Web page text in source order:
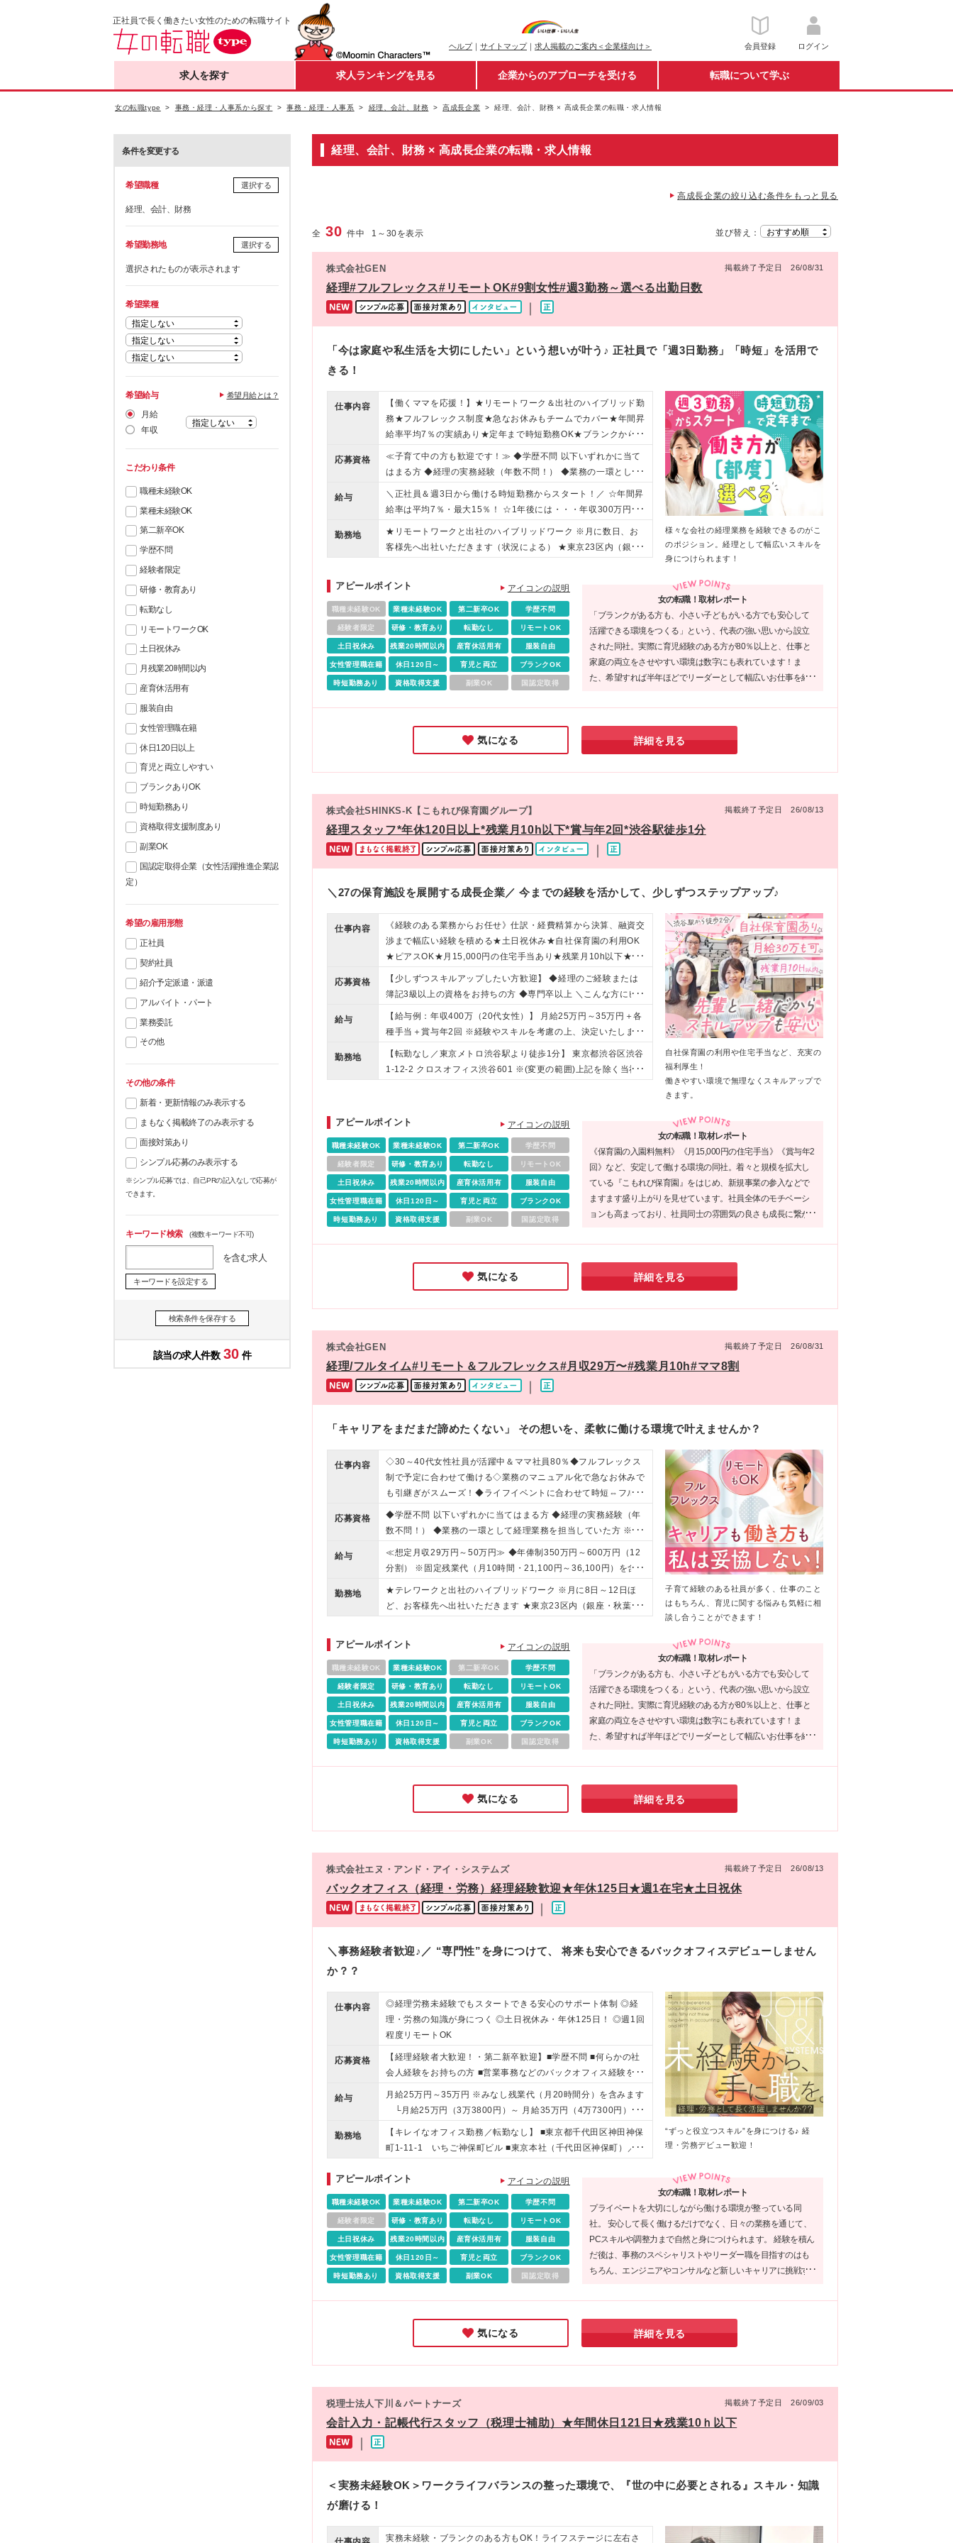
正社員で長く働きたい女性のための転職サイト
ヘルプ｜ サイトマップ｜ 求人掲載のご案内＜企業様向け＞ 会員登録 ログイン
求人を探す 求人ランキングを見る 企業からのアプローチを受ける 転職について学ぶ
女の転職type 事務・経理・人事系から探す 事務・経理・人事系 経理、会計、財務 高成長企業 経理、会計、財務 × 高成長企業の転職・求人情報
条件を変更する
希望職種 選択する
経理、会計、財務
希望勤務地 選択する
選択されたものが表示されます
希望業種
希望給与 希望月給とは？
月給
年収
こだわり条件
職種未経験OK
業種未経験OK
第二新卒OK
学歴不問
経験者限定
研修・教育あり
転勤なし
リモートワークOK
土日祝休み
月残業20時間以内
産育休活用有
服装自由
女性管理職在籍
休日120日以上
育児と両立しやすい
ブランクありOK
時短勤務あり
資格取得支援制度あり
副業OK
国認定取得企業（女性活躍推進企業認
定）
希望の雇用形態
正社員
契約社員
紹介予定派遣・派遣
アルバイト・パート
業務委託
その他
その他の条件
新着・更新情報のみ表示する
まもなく掲載終了のみ表示する
面接対策あり
シンプル応募のみ表示する
※シンプル応募では、自己PRの記入なしで応募が
できます。
キーワード検索(複数キーワード不可)
を含む求人
キーワードを設定する
検索条件を保存する
30
経理、会計、財務 × 高成長企業の転職・求人情報
高成長企業の絞り込む条件をもっと見る
全30 件中 1 ～ 30を表示 並び替え：
株式会社GEN 掲載終了予定日 26/08/31
経理#フルフレックス#リモートOK#9割女性#週3勤務～選べる出勤日数
「今は家庭や私生活を大切にしたい」という想いが叶う♪ 正社員で「週3日勤務」「時短」を活用で
きる！
仕事内容
【働くママを応援！】★リモートワーク＆出社のハイブリッド勤
務★フルフレックス制度★急なお休みもチームでカバー★年間昇
給率平均7％の実績あり★定年まで時短勤務OK★ブランクからの
復職も大歓迎！
応募資格
≪子育て中の方も歓迎です！≫ ◆学歴不問 以下いずれかに当て
はまる方 ◆経理の実務経験（年数不問！） ◆業務の一環として
経理業務を担当していた方 ※日次業務・月次決算の経験があれ
ばOKです ※日商簿記2級程度の知識を想定しています ※税理士
法人/会計事務所などでの実務経験がある方も大歓迎です！ ＜こ
んな方は大歓迎＞ ◇家事や育児を優先しながら社会復帰をした
い方 ◇出産や育児など、ライフイベントを経ても働き続けたい
アチェンジをしたい方
給与
＼正社員＆週3日から働ける時短勤務からスタート！／ ☆年間昇
給率は平均7％・最大15％！ ☆1年後には・・・年収300万円の
実績も！ ☆フルタイム勤務（年俸制で月額支給）にチェンジ
し、さらに給与UPも叶えられます ◆時給1500円～2200円（経
験者の場合）＋業績賞与あり ※試用期間（6ヶ月）中の条件に差
イベントの変化を迎えても長く働いてほしいという想いがありま
すので、 初めは時短勤務で働いた後に、フルタイムへの切り替
えも可能です！
勤務地
★リモートワークと出社のハイブリッドワーク ※月に数日、お
客様先へ出社いただきます（状況による） ★東京23区内（銀
情報・通信、不動産業、インターネット関連、コンサルティン
グ・アウトソーシング、医療関連など… 幅広い業界・業種とお
取引をいただいています ■本社 〒101-0062 東京都千代田区神田
駿河台3-5-15 荒井ビル3階 ※(変更の範囲)上記を除く当社関連勤
務地
様々な会社の経理業務を経験できるのがこ
のポジション。経理として幅広いスキルを
身につけられます！
アピールポイント アイコンの説明
職種未経験OK 業種未経験OK 第二新卒OK 学歴不問
経験者限定 研修・教育あり 転勤なし リモートOK
土日祝休み 残業20時間以内 産育休活用有 服装自由
女性管理職在籍 休日120日～ 育児と両立 ブランクOK
時短勤務あり 資格取得支援 副業OK 国認定取得
女の転職！取材レポート
「ブランクがある方も、小さい子どもがいる方でも安心して
活躍できる環境をつくる」という、代表の強い思いから設立
された同社。実際に育児経験のある方が80％以上と、仕事と
家庭の両立をさせやすい環境は数字にも表れています！ま
た、希望すれば半年ほどでリーダーとして幅広いお仕事を経
らキャリアアップも目指したい！」そんな方にこそ是非、応
募して欲しい企業です♪
気になる 詳細を見る
株式会社SHINKS-K【こもれび保育園グループ】 掲載終了予定日 26/08/13
経理スタッフ*年休120日以上*残業月10h以下*賞与年2回*渋谷駅徒歩1分
＼27の保育施設を展開する成長企業／ 今までの経験を活かして、少しずつステップアップ♪
仕事内容
《経験のある業務からお任せ》仕訳・経費精算から決算、融資交
渉まで幅広い経験を積める★土日祝休み★自社保育園の利用OK
★ピアスOK★月15,000円の住宅手当あり★残業月10h以下★渋
谷駅から徒歩4分以内★ママ活躍中
応募資格
【少しずつスキルアップしたい方歓迎】 ◆経理のご経験または
簿記3級以上の資格をお持ちの方 ◆専門卒以上 ＼こんな方にピ
ッタリです／ ★自分のペースでバックオフィスのスキルを身に
つけたい方 ★独自の福利厚生が整った、働きやすい環境を探し
ている方 ★ライフイベントを迎えても、長く安定して働き続け
たい方
給与
【給与例：年収400万（20代女性）】 月給25万円～35万円＋各
種手当＋賞与年2回 ※経験やスキルを考慮の上、決定いたします
※残業代は別途全額支給いたします ※試用期間6ヶ月（その間の
待遇に差異はありません） 【各種手当】 ・住宅手当（月1万500
0円 ※規定あり） ・資格手当 【昇給・賞与】 ・昇給年1回（社
勤務地
【転勤なし／東京メトロ渋谷駅より徒歩1分】 東京都渋谷区渋谷
1-12-2 クロスオフィス渋谷601 ※(変更の範囲)上記を除く当社
自社保育園の利用や住宅手当など、充実の
福利厚生！
働きやすい環境で無理なくスキルアップで
きます。
アピールポイント アイコンの説明
職種未経験OK 業種未経験OK 第二新卒OK 学歴不問
経験者限定 研修・教育あり 転勤なし リモートOK
土日祝休み 残業20時間以内 産育休活用有 服装自由
女性管理職在籍 休日120日～ 育児と両立 ブランクOK
時短勤務あり 資格取得支援 副業OK 国認定取得
女の転職！取材レポート
《保育園の入園料無料》《月15,000円の住宅手当》《賞与年2
回》など、安定して働ける環境の同社。着々と規模を拡大し
ている『こもれび保育園』をはじめ、新規事業の参入などで
ますます盛り上がりを見せています。社員全体のモチベーシ
ョンも高まっており、社員同士の雰囲気の良さも成長に繋が
にしながら、あなたらしさを活かして成長したい方は要チェ
ックです♪
気になる 詳細を見る
株式会社GEN 掲載終了予定日 26/08/31
経理/フルタイム#リモート＆フルフレックス#月収29万〜#残業月10h#ママ8割
「キャリアをまだまだ諦めたくない」 その想いを、柔軟に働ける環境で叶えませんか？
仕事内容
◇30～40代女性社員が活躍中＆ママ社員80％◆フルフレックス
制で予定に合わせて働ける◇業務のマニュアル化で急なお休みで
も引継ぎがスムーズ！◆ライフイベントに合わせて時短⇔フルタ
イムの切り替え可能◎
応募資格
◆学歴不問 以下いずれかに当てはまる方 ◆経理の実務経験（年
数不問！） ◆業務の一環として経理業務を担当していた方 ※日
次業務・月次決算の経験があればOKです ※日商簿記2級程度の
知識を想定しています ※税理士法人/会計事務所などでの実務経
験がある方も大歓迎です！ ＜こんな方は大歓迎＞ ◇家事や育児
を優先しながら社会復帰をしたい方 ◇出産や育児など、ライフ
イベントを経ても働き続けたい方 ◇ひとつの会社で安心して長
給与
≪想定月収29万円～50万円≫ ◆年俸制350万円～600万円（12
分割） ※固定残業代（月10時間・21,100円～36,100円）を含
みます ※超過分は別途支給します ※試用期間6ヶ月あり（期間
中の待遇に差異はありません） ★評価による昇給が年1回あり！
★ライフイベントの変化を迎えても長く働いてほしいという想い
勤務地
★テレワークと出社のハイブリッドワーク ※月に8日～12日ほ
ど、お客様先へ出社いただきます ★東京23区内（銀座・秋葉
信、不動産業、インターネット関連、コンサルティング・アウト
ソーシング、医療関連など… 幅広い業界・業種とお取引をいた
だいています ■本社 〒101-0062 東京都千代田区神田駿河台3-5-
15 荒井ビル3階 ※(変更の範囲)上記を除く当社関連勤務地
子育て経験のある社員が多く、仕事のこと
はもちろん、育児に関する悩みも気軽に相
談し合うことができます！
アピールポイント アイコンの説明
職種未経験OK 業種未経験OK 第二新卒OK 学歴不問
経験者限定 研修・教育あり 転勤なし リモートOK
土日祝休み 残業20時間以内 産育休活用有 服装自由
女性管理職在籍 休日120日～ 育児と両立 ブランクOK
時短勤務あり 資格取得支援 副業OK 国認定取得
女の転職！取材レポート
「ブランクがある方も、小さい子どもがいる方でも安心して
活躍できる環境をつくる」という、代表の強い思いから設立
された同社。実際に育児経験のある方が80％以上と、仕事と
家庭の両立をさせやすい環境は数字にも表れています！ま
た、希望すれば半年ほどでリーダーとして幅広いお仕事を経
らキャリアアップも目指したい！」そんな方にこそ是非、応
募して欲しい企業です♪
気になる 詳細を見る
株式会社エヌ・アンド・アイ・システムズ 掲載終了予定日 26/08/13
バックオフィス（経理・労務）経理経験歓迎★年休125日★週1在宅★土日祝休
＼事務経験者歓迎♪／ “専門性”を身につけて、 将来も安心できるバックオフィスデビューしません
か？？
仕事内容
◎経理労務未経験でもスタートできる安心のサポート体制 ◎経
理・労務の知識が身につく ◎土日祝休み・年休125日！ ◎週1回
程度リモートOK
応募資格
【経理経験者大歓迎！・第二新卒歓迎】■学歴不問 ■何らかの社
会人経験をお持ちの方 ■営業事務などのバックオフィス経験をお
持ちの方は歓迎！ ■実務未経験歓迎 ■第二新卒歓迎 ■学歴不問 ■
前職の雇用形態は不問（派遣や契約社員だった方も大歓迎です）
☆経理経験者大歓迎です！ ☆営業事務などのバックオフィス経
験をお持ちの方は歓迎します！ ☆次世代の育成を目的とした増
員募集です。意欲を重視した選考になりますので、経験が浅い方
◎事務から専門性を身に付けたい ◎自分の可能性を広げていき
たい ◎ワークライフバランスも大事にしたい ◎人間関係がいい
職場を探している ◎IT業界に興味がある など 【向いている
人】 ◎チームワークを大切にできる人 ◎他者を尊重し、お互い
を認め合うことができる人
給与
月給25万円～35万円 ※みなし残業代（月20時間分）を含みます
└月給25万円（3万3800円）～ 月給35万円（4万7300円） ※
超過分は別途全額支給します ※試用期間（6ヶ月／契約社員）の
給与条件に差異はありません 当社では、社員の努力と成長をし
っかり評価し、昇給に反映させています。 直近では以下の昇給
実績もございます！ ・月7万円 UP ・月8万円 UP ・月10万円 U
勤務地
【キレイなオフィス勤務／転勤なし】 ■東京都千代田区神田神保
町1-11-1 いちご神保町ビル ■東京本社（千代田区神保町）／東
“ずっと役立つスキル”を身につける♪ 経
理・労務デビュー歓迎！
アピールポイント アイコンの説明
職種未経験OK 業種未経験OK 第二新卒OK 学歴不問
経験者限定 研修・教育あり 転勤なし リモートOK
土日祝休み 残業20時間以内 産育休活用有 服装自由
女性管理職在籍 休日120日～ 育児と両立 ブランクOK
時短勤務あり 資格取得支援 副業OK 国認定取得
女の転職！取材レポート
プライベートを大切にしながら働ける環境が整っている同
社。 安心して長く働けるだけでなく、日々の業務を通じて、
PCスキルや調整力まで自然と身につけられます。 経験を積ん
だ後は、事務のスペシャリストやリーダー職を目指すのはも
ちろん、エンジニアやコンサルなど新しいキャリアに挑戦す
を広げたい」――そんな想いを叶えられる環境がここにあり
ます！
気になる 詳細を見る
税理士法人下川＆パートナーズ 掲載終了予定日 26/09/03
会計入力・記帳代行スタッフ（税理士補助）★年間休日121日★残業10ｈ以下
＜実務未経験OK＞ワークライフバランスの整った環境で、『世の中に必要とされる』スキル・知識
が磨ける！
実務未経験・ブランクのある方もOK！ライフステージに左右さ